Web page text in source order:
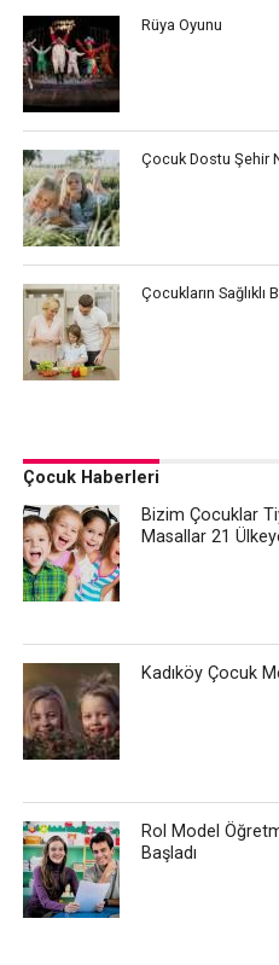
Rüya Oyunu
Çocuk Dostu Şehir
Çocukların Sağlıklı
Çocuk Haberleri
Bizim Çocuklar
Masallar 21
Kadıköy Çocuk
Rol Model
Başladı